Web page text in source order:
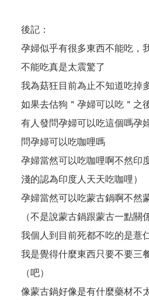
後記：
孕婦似乎有很多東西不能吃，
不能吃真是太震驚了
我為菇狂目前為止不知道吃掉
如果去估狗＂孕婦可以吃＂之
有人發問孕婦可以吃這個嗎孕
問孕婦可以吃咖哩嗎
孕婦當然可以吃咖哩啊不然印
淺的認為印度人天天吃咖哩）
孕婦當然可以吃蒙古鍋啊不然
（不是說蒙古鍋跟蒙古一點關
我個人到目前死都不吃的是薏
我是覺得什麼東西只要不要三
（吧）
像蒙古鍋好像是有什麼藥材不